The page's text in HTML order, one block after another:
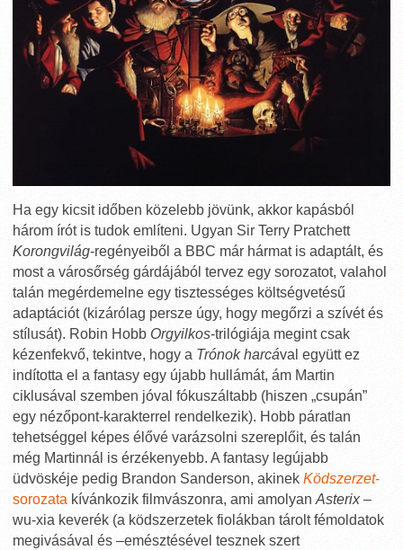
Ha egy kicsit időben közelebb jövünk, akkor kapásból
három írót is tudok említeni. Ugyan Sir Terry Pratchett
Korongvilág-regényeiből a BBC már hármat is adaptált, és
most a városőrség gárdájából tervez egy sorozatot, valahol
talán megérdemelne egy tisztességes költségvetésű
adaptációt (kizárólag persze úgy, hogy megőrzi a szívét és
stílusát). Robin Hobb Orgyilkos-trilógiája megint csak
kézenfekvő, tekintve, hogy a Trónok harcával együtt ez
indította el a fantasy egy újabb hullámát, ám Martin
ciklusával szemben jóval fókuszáltabb (hiszen „csupán”
egy nézőpont-karakterrel rendelkezik). Hobb páratlan
tehetséggel képes élővé varázsolni szereplőit, és talán
még Martinnál is érzékenyebb. A fantasy legújabb
üdvöskéje pedig Brandon Sanderson, akinek Ködszerzet-
sorozata kívánkozik filmvászonra, ami amolyan Asterix–
wu-xia keverék (a ködszerzetek fiolákban tárolt fémoldatok
megivásával és –emésztésével tesznek szert